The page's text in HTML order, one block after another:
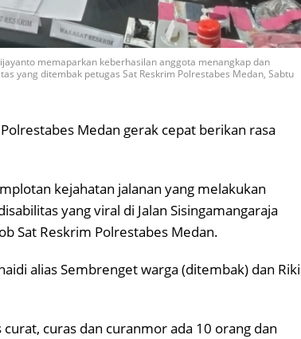
memaparkan keberhasilan anggota menangkap dan
yang ditembak petugas Sat Reskrim Polrestabes Medan, Sabtu
Medan gerak cepat berikan rasa
kejahatan jalanan yang melakukan
yang viral di Jalan Sisingamangaraja
Sat Reskrim Polrestabes Medan.
alias Sembrenget warga (ditembak) dan Riki
curas dan curanmor ada 10 orang dan